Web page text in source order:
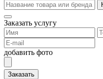
Заказать услугу
добавить фото
Заказать